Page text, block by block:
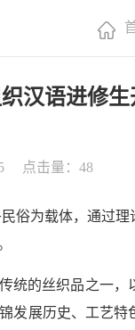
汉语进修生
点击量： 48
俗为载体，通过
统的丝织品之一，
发展历史、工艺